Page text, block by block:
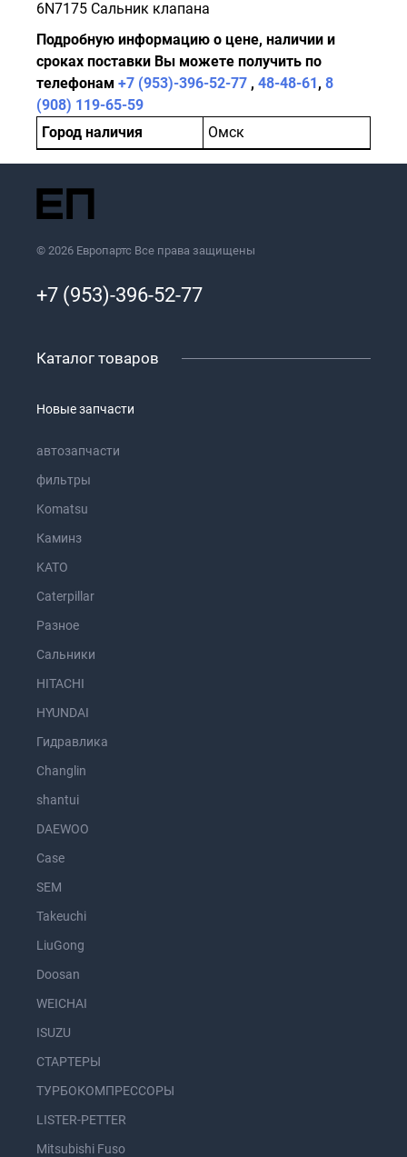
6N7175 Сальник клапана
Подробную информацию о цене, наличии и
сроках поставки Вы можете получить по
телефонам +7 (953)-396-52-77 , 48-48-61, 8
(908) 119-65-59
Город наличия
Омск
© 2026 Европартс Все права защищены
+7 (953)-396-52-77
Каталог товаров
Новые запчасти
автозапчасти
фильтры
Komatsu
Каминз
KATO
Caterpillar
Разное
Сальники
HITACHI
HYUNDAI
Гидравлика
Changlin
shantui
DAEWOO
Case
SEM
Takeuchi
LiuGong
Doosan
WEICHAI
ISUZU
СТАРТЕРЫ
ТУРБОКОМПРЕССОРЫ
LISTER-PETTER
Mitsubishi Fuso